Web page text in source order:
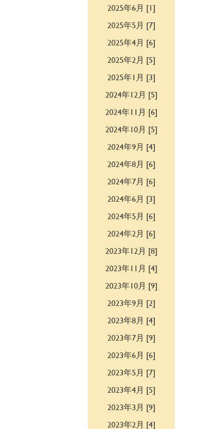
2025年6月 [1]
2025年5月 [7]
2025年4月 [6]
2025年2月 [5]
2025年1月 [3]
2024年12月 [5]
2024年11月 [6]
2024年10月 [5]
2024年9月 [4]
2024年8月 [6]
2024年7月 [6]
2024年6月 [3]
2024年5月 [6]
2024年2月 [6]
2023年12月 [8]
2023年11月 [4]
2023年10月 [9]
2023年9月 [2]
2023年8月 [4]
2023年7月 [9]
2023年6月 [6]
2023年5月 [7]
2023年4月 [5]
2023年3月 [9]
2023年2月 [4]